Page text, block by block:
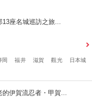
座名城巡訪之旅...
岡 福井 滋賀 觀光
日本城
伊賀流忍者・甲賀...